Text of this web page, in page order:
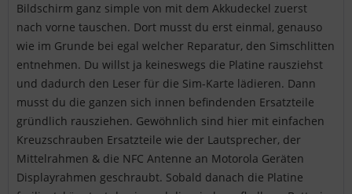
Bildschirm ganz simple von mit dem Akkudeckel zuerst
nach vorne tauschen. Dort musst du erst einmal, genauso
wie im Grunde bei egal welcher Reparatur, den Simschlitten
entnehmen. Du willst ja keineswegs die Platine rausziehst
und dadurch den Leser für die Sim-Karte lädieren. Dann
musst du die ganzen sich innen befindenden Ersatzteile
gründlich rausziehen. Gewöhnlich sind hier mit einfachen
Kreuzschrauben Ersatzteile wie der Lautsprecher, der
Mittelrahmen & die NFC Antenne an Motorola Geräten
Displayrahmen geschraubt. Sobald danach die Platine